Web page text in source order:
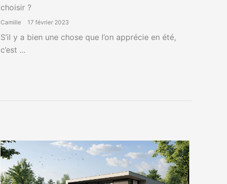
choisir ?
Camille 17 février 2023
S’il y a bien une chose que l’on apprécie en été,
c’est ...